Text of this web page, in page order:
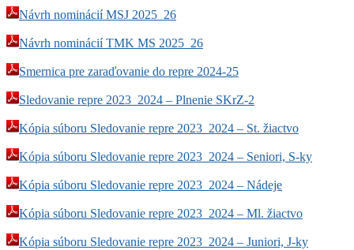
Návrh nominácií MSJ 2025_26
Návrh nominácií TMK MS 2025_26
Smernica pre zaraďovanie do repre 2024-25
Sledovanie repre 2023_2024 – Plnenie SKrZ-2
Kópia súboru Sledovanie repre 2023_2024 – St. žiactvo
Kópia súboru Sledovanie repre 2023_2024 – Seniori, S-ky
Kópia súboru Sledovanie repre 2023_2024 – Nádeje
Kópia súboru Sledovanie repre 2023_2024 – Ml. žiactvo
Kópia súboru Sledovanie repre 2023_2024 – Juniori, J-ky